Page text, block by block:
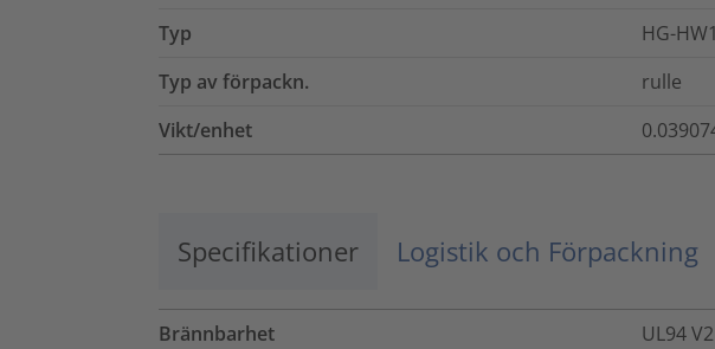
Typ
HG-
Typ av förpackn.
rulle
Vikt/enhet
Specifikationer Logistik och Förpackning
Brännbarhet
UL94 V2